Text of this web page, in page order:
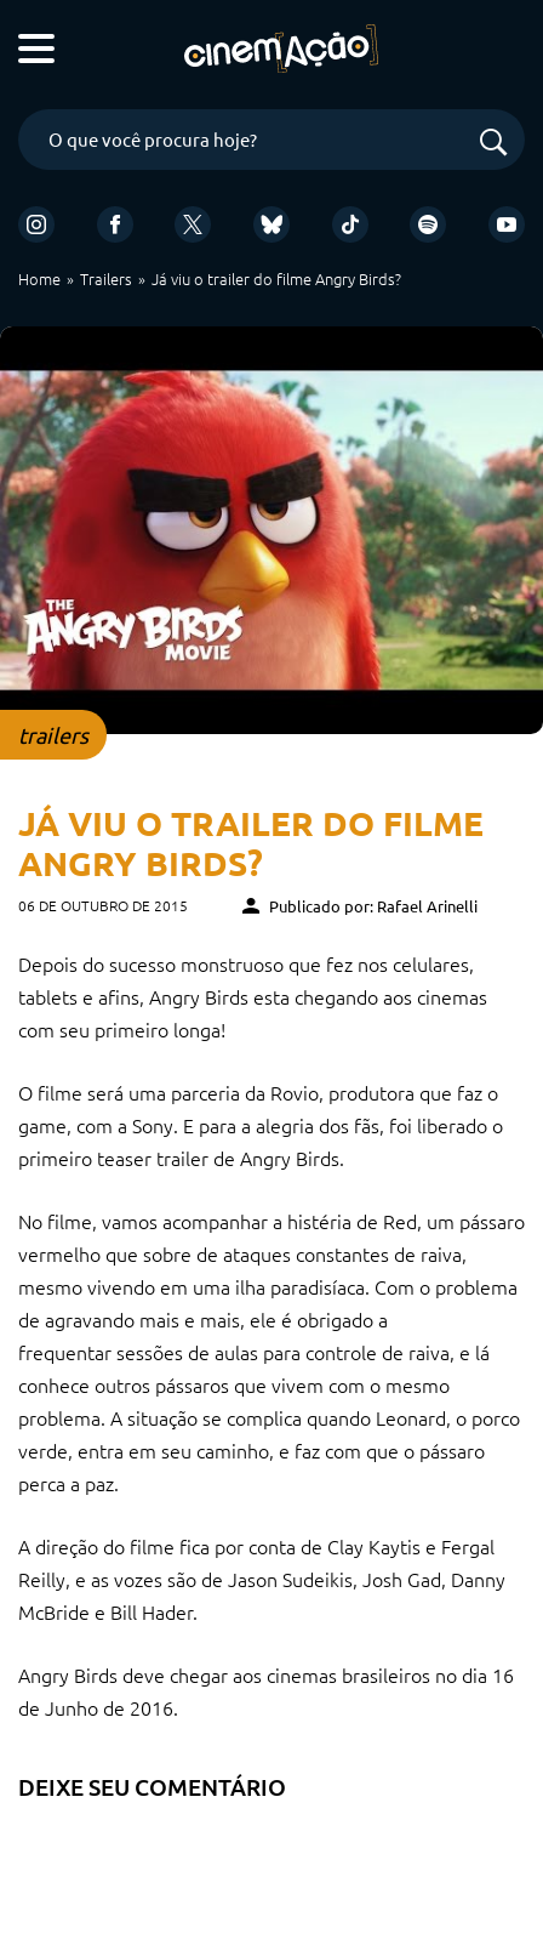
Home Trailers Já viu o trailer do filme Angry Birds?
trailers
JÁ VIU O TRAILER DO FILME
ANGRY BIRDS?
06 DE OUTUBRO DE 2015 Publicado por: Rafael Arinelli
Depois do sucesso monstruoso que fez nos celulares,
tablets e afins, Angry Birds esta chegando aos cinemas
com seu primeiro longa!
O filme será uma parceria da Rovio, produtora que faz o
game, com a Sony. E para a alegria dos fãs, foi liberado o
primeiro teaser trailer de Angry Birds.
No filme, vamos acompanhar a histéria de Red, um pássaro
vermelho que sobre de ataques constantes de raiva,
mesmo vivendo em uma ilha paradisíaca. Com o problema
de agravando mais e mais, ele é obrigado a
frequentar sessões de aulas para controle de raiva, e lá
conhece outros pássaros que vivem com o mesmo
problema. A situação se complica quando Leonard, o porco
verde, entra em seu caminho, e faz com que o pássaro
perca a paz.
A direção do filme fica por conta de Clay Kaytis e Fergal
Reilly, e as vozes são de Jason Sudeikis, Josh Gad, Danny
McBride e Bill Hader.
Angry Birds deve chegar aos cinemas brasileiros no dia 16
de Junho de 2016.
DEIXE SEU COMENTÁRIO